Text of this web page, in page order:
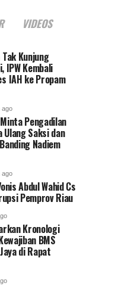
VIDEOS
Kunjung
IPW Kembali
IAH ke Propam
ago
Pengadilan
Saksi dan
Nadiem
ago
Abdul Wahid Cs
Pemprov Riau
Kronologi
BMS
di Rapat